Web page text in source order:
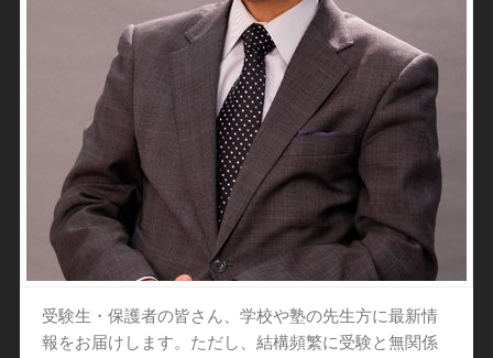
受験生・保護者の皆さん、学校や塾の先生方に最新情
報をお届けします。ただし、結構頻繁に受験と無関係